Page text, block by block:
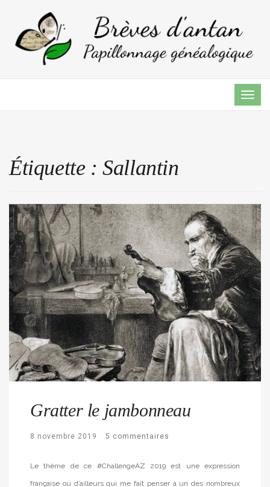
Étiquette :Sallantin
Gratter le jambonneau
8 novembre 2019 5 commentaires
Le thème de ce #ChallengeAZ 2019 est une expression
française ou d’ailleurs qui me fait penser à un des nombreux